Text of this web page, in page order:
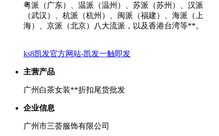
粤派（广东）、温派（温州）、苏派（苏州）、汉派
（武汉）、杭派（杭州）、闽派（福建）、海派（上
海）、京派（北京）八大流派，以及香港台湾等**。
ks8凯发官方网站-凯发一触即发
主营产品
广州白茶女装**折扣尾货批发
企业信息
广州市三荟服饰有限公司